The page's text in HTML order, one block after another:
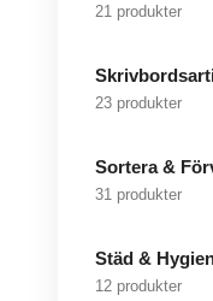
21 produkter
23 produkter
Sortera &
31 produkter
Städ &
12 produkter